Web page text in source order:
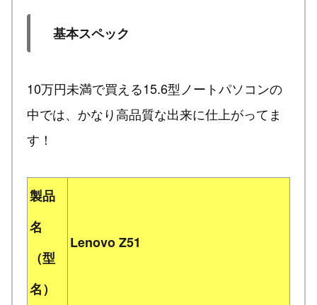
基本スペック
10万円未満で買える15.6型ノートパソコンの
中では、かなり高品質な出来に仕上がってま
す！
製品
名
（型
名）
Lenovo Z51